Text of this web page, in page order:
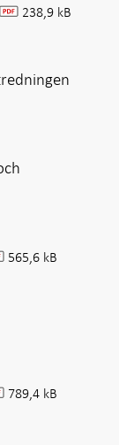
pdf 238,9 kB
565,6 kB
789,4 kB